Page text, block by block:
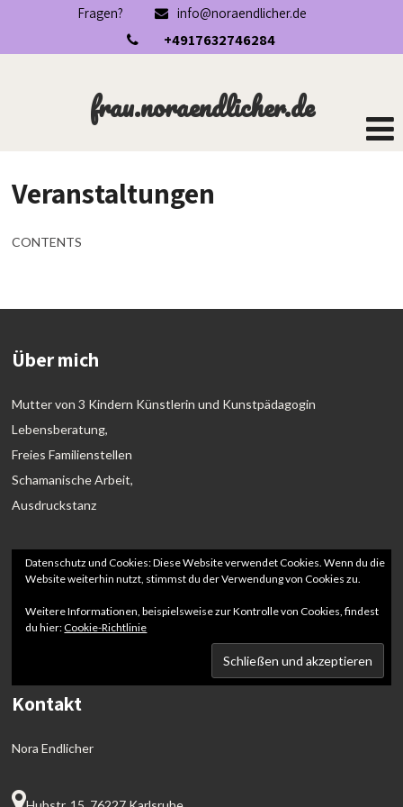
Fragen? info@noraendlicher.de
+4917632746284
frau.noraendlicher.de
Veranstaltungen
CONTENTS
Über mich
Mutter von 3 Kindern Künstlerin und Kunstpädagogin
Lebensberatung,
Freies Familienstellen
Schamanische Arbeit,
Ausdruckstanz
Datenschutz und Cookies: Diese Website verwendet Cookies. Wenn du die
Website weiterhin nutzt, stimmst du der Verwendung von Cookies zu.
Weitere Informationen, beispielsweise zur Kontrolle von Cookies, findest
du hier:Cookie-Richtlinie
Kontakt
Nora Endlicher